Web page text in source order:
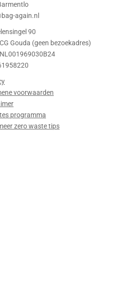
again.nl
90
Gouda (geen bezoekadres)
NL001969030B24
voorwaarden
programma
zero waste tips